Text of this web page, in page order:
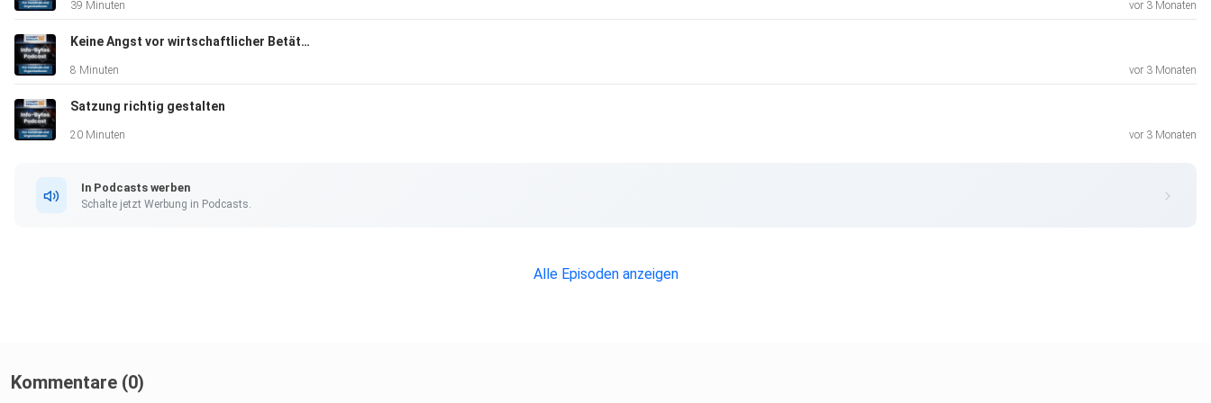
39 Minuten vor 3 Monaten
Keine Angst vor wirtschaftlicher Betätigung
8 Minuten vor 3 Monaten
Satzung richtig gestalten
20 Minuten vor 3 Monaten
In Podcasts werben
Schalte jetzt Werbung in Podcasts.
Alle Episoden anzeigen
Kommentare (0)